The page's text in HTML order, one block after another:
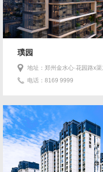
璞园
地址：郑州金水心·花园路x
电话：8169 9999